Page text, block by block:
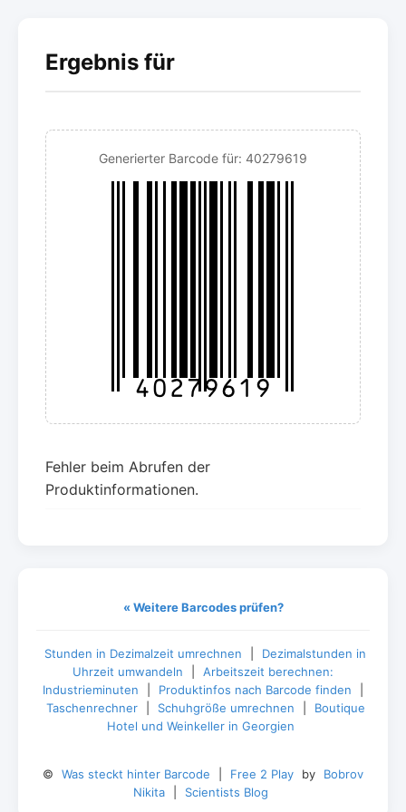
Ergebnis für
Generierter Barcode für: 40279619
Fehler beim Abrufen der
Produktinformationen.
« Weitere Barcodes prüfen?
Stunden in Dezimalzeit umrechnen
Dezimalstunden in
Uhrzeit umwandeln
Arbeitszeit berechnen:
Industrieminuten
Produktinfos nach Barcode finden
Taschenrechner
Schuhgröße umrechnen
Boutique
Hotel und Weinkeller in Georgien
© Was steckt hinter Barcode Free 2 Play by
Bobrov
Nikita
Scientists Blog